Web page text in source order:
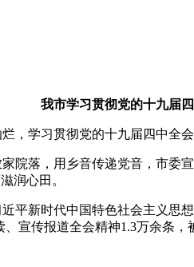
我市学习贯彻党的十九届
，学习贯彻党的十九届四中全
院落，用乡音传递党音，市委
润心田。
平新时代中国特色社会主义思
宣传报道全会精神1.3万余条